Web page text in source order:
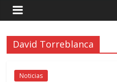
y
Mary
Pescadería
David Torreblanca
Noticias